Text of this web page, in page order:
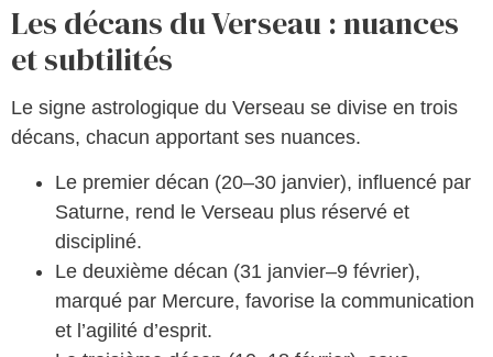
Les décans du Verseau : nuances
et subtilités
Le signe astrologique du Verseau se divise en trois
décans, chacun apportant ses nuances.
Le premier décan (20–30 janvier), influencé par
Saturne, rend le Verseau plus réservé et
discipliné.
Le deuxième décan (31 janvier–9 février),
marqué par Mercure, favorise la communication
et l’agilité d’esprit.